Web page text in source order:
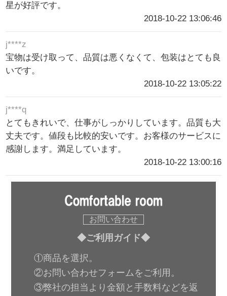
星が好評です。
2018-10-22 13:06:46
j****z
宝物は受け取って、品質は悪くなくて、包装はとても良
いです。
2018-10-22 13:05:22
j****q
とてもきれいで、仕事がしっかりしています。品質も大
丈夫です。値段も比較的安いです。お客様のサービスに
感謝します。満足しています。
2018-10-22 13:00:16
お問い合わせ
◆ご利用ガイド◆
①商品を選択。
②お問い合わせフォームをご利用。
③弊社の担当より金額と手数料などを返